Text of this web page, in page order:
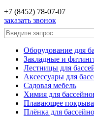
+7 (8452) 78-07-07
заказать звонок
Оборудование для
Закладные и
Лестницы для
Аксессуары для
Садовая мебель
Химия для
Плавающее
Плёнка для